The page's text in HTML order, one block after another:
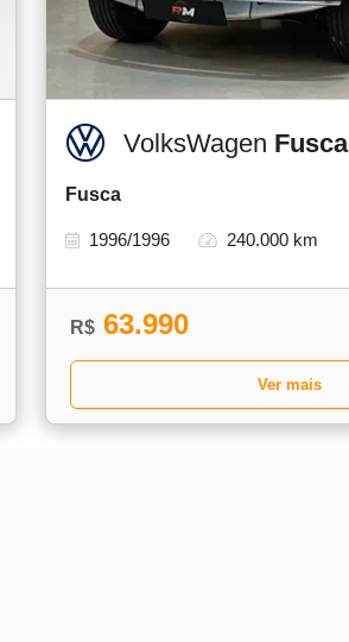
VolksWagen Fusca
Fusca
1996/1996 240.000 km
R$ 63.990
Ver mais